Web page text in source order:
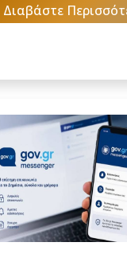
Διαβάστε